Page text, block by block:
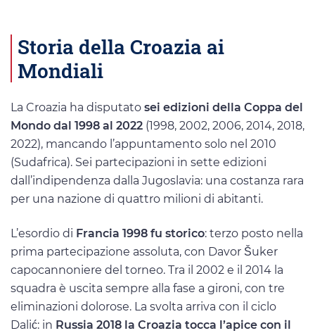
Storia della Croazia ai
Mondiali
La Croazia ha disputato sei edizioni della Coppa del
Mondo dal 1998 al 2022 (1998, 2002, 2006, 2014, 2018,
2022), mancando l’appuntamento solo nel 2010
(Sudafrica). Sei partecipazioni in sette edizioni
dall’indipendenza dalla Jugoslavia: una costanza rara
per una nazione di quattro milioni di abitanti.
L’esordio di Francia 1998 fu storico: terzo posto nella
prima partecipazione assoluta, con Davor Šuker
capocannoniere del torneo. Tra il 2002 e il 2014 la
squadra è uscita sempre alla fase a gironi, con tre
eliminazioni dolorose. La svolta arriva con il ciclo
Dalić: in Russia 2018 la Croazia tocca l’apice con il